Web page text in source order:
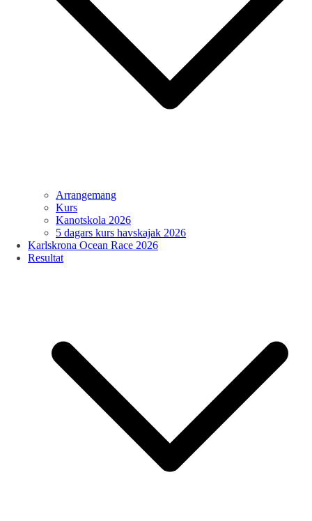
Arrangemang
Kurs
Kanotskola 2026
5 dagars kurs havskajak 2026
Karlskrona Ocean Race 2026
Resultat